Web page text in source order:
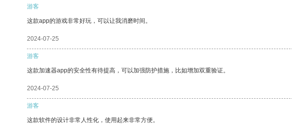
游客
这款app的游戏非常好玩，可以让我消磨时间。
2024-07-25
游客
这款加速器app的安全性有待提高，可以加强防护措施，比如增加双重验证。
2024-07-25
游客
这款软件的设计非常人性化，使用起来非常方便。